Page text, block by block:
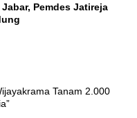
Pemdes Jatireja